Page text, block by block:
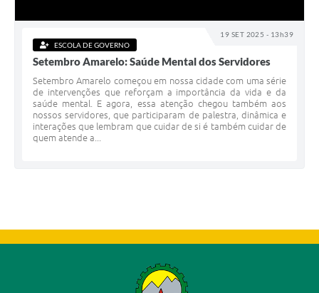
19 SET 2025 - 13h39
ESCOLA DE GOVERNO
Setembro Amarelo: Saúde Mental dos Servidores
Setembro Amarelo começou em nossa cidade com uma série
de intervenções que reforçam a importância da vida e da
saúde mental. E agora, essa atenção chegou também aos
nossos servidores, que participaram de palestra, dinâmica e
interações que lembram que cuidar de si é também cuidar de
quem atende a...